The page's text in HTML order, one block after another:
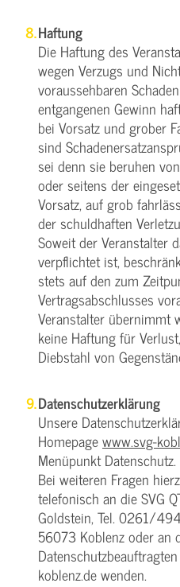
Haftung
Die Haftung des
wegen Verzugs und
voraussehbaren
entgangenen Gewinn
bei Vorsatz und grober
sind
sei denn sie beruhen
oder seitens der
Vorsatz, auf grob
der schuldhaften
Soweit der Veranstalter
verpflichtet ist,
stets auf den zum
Vertragsabschlusses
Veranstalter übernimmt
keine Haftung für
Diebstahl von
Datenschutzerklärung
Unsere
Homepagewww.svg-
Menüpunkt Datenschutz.
Bei weiteren Fragen
telefonisch an die SVG
Goldstein, Tel. 0261/
56073 Koblenz oder an
koblenz.de wenden.